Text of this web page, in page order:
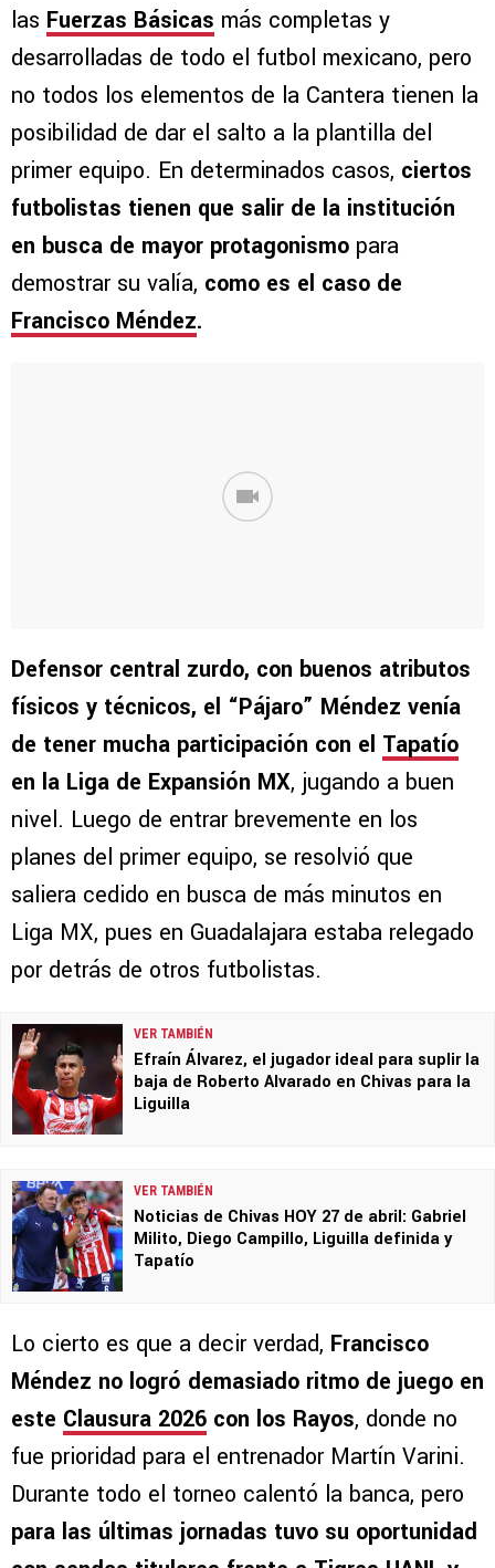
las Fuerzas Básicas más completas y
desarrolladas de todo el futbol mexicano, pero
no todos los elementos de la Cantera tienen la
posibilidad de dar el salto a la plantilla del
primer equipo. En determinados casos, ciertos
futbolistas tienen que salir de la institución
en busca de mayor protagonismo para
demostrar su valía, como es el caso de
Francisco Méndez.
Defensor central zurdo, con buenos atributos
físicos y técnicos, el “Pájaro” Méndez venía
de tener mucha participación con el Tapatío
en la Liga de Expansión MX, jugando a buen
nivel. Luego de entrar brevemente en los
planes del primer equipo, se resolvió que
saliera cedido en busca de más minutos en
Liga MX, pues en Guadalajara estaba relegado
por detrás de otros futbolistas.
VER TAMBIÉN
Efraín Álvarez, el jugador ideal para suplir la
baja de Roberto Alvarado en Chivas para la
Liguilla
VER TAMBIÉN
Noticias de Chivas HOY 27 de abril: Gabriel
Milito, Diego Campillo, Liguilla definida y
Tapatío
Lo cierto es que a decir verdad, Francisco
Méndez no logró demasiado ritmo de juego en
este Clausura 2026 con los Rayos, donde no
fue prioridad para el entrenador Martín Varini.
Durante todo el torneo calentó la banca, pero
para las últimas jornadas tuvo su oportunidad